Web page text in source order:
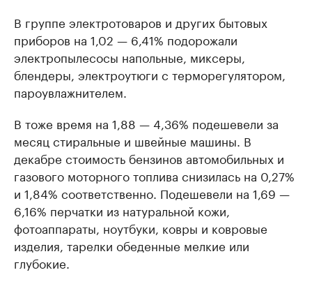
В группе электротоваров и других бытовых
приборов на 1,02 — 6,41% подорожали
электропылесосы напольные, миксеры,
блендеры, электроутюги с терморегулятором,
пароувлажнителем.
В тоже время на 1,88 — 4,36% подешевели за
месяц стиральные и швейные машины. В
декабре стоимость бензинов автомобильных и
газового моторного топлива снизилась на 0,27%
и 1,84% соответственно. Подешевели на 1,69 —
6,16% перчатки из натуральной кожи,
фотоаппараты, ноутбуки, ковры и ковровые
изделия, тарелки обеденные мелкие или
глубокие.